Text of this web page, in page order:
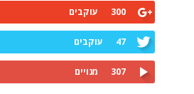
300 עוקבים
47 עוקבים
307 מנויים